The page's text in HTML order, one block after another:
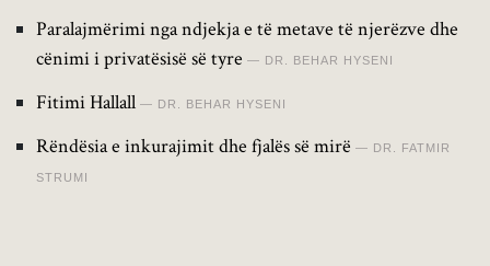
Paralajmërimi nga ndjekja e të metave të njerëzve dhe
cënimi i privatësisë së tyre
DR. BEHAR HYSENI
Fitimi Hallall DR. BEHAR HYSENI
Rëndësia e inkurajimit dhe fjalës së mirë DR. FATMIR
STRUMI